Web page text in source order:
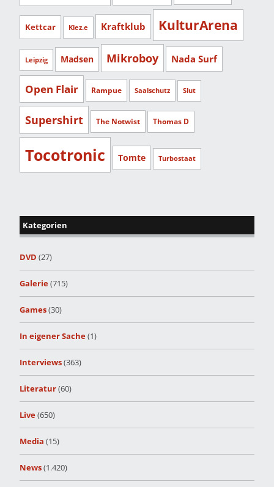
Kettcar Klez.e Kraftklub KulturArena
Leipzig Madsen Mikroboy Nada Surf
Open Flair Rampue Saalschutz Slut
Supershirt The Notwist Thomas D
Tocotronic Tomte Turbostaat
Kategorien
DVD (27)
Galerie(715)
Games(30)
In eigener Sache(1)
Interviews(363)
Literatur(60)
Live(650)
Media (15)
News(1.420)